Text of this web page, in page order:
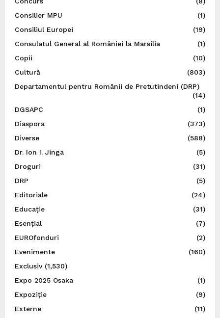
Consilier MPU
(1)
Consiliul Europei
(19)
Consulatul General al României la Marsilia
(1)
Copii
(10)
Cultură
(803)
Departamentul pentru Românii de Pretutindeni (DRP)
(14)
DGSAPC
(1)
Diaspora
(373)
Diverse
(588)
Dr. Ion I. Jinga
(5)
Droguri
(31)
DRP
(5)
Editoriale
(24)
Educație
(31)
Esențial
(7)
EUROfonduri
(2)
Evenimente
(160)
Exclusiv(1,530)
Expo 2025 Osaka
(1)
Expoziție
(9)
Externe
(11)